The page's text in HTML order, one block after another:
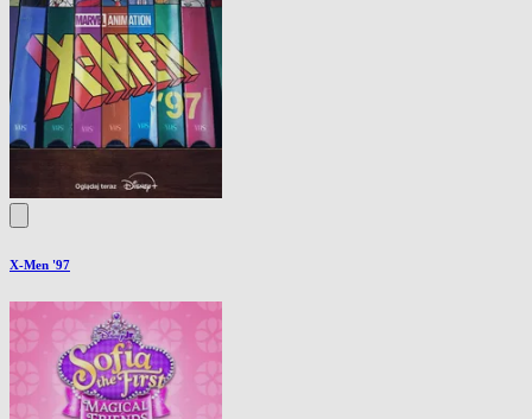
X-Men '97